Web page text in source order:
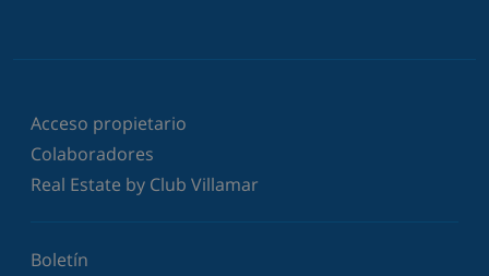
Acceso propietario
Colaboradores
Real Estate by Club Villamar
Boletín